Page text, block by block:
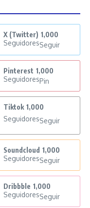
X (Twitter) 1,000
SeguidoresSeguir
Pinterest 1,000
SeguidoresPin
Tiktok 1,000
SeguidoresSeguir
Soundcloud 1,000
SeguidoresSeguir
Dribbble 1,000
SeguidoresSeguir